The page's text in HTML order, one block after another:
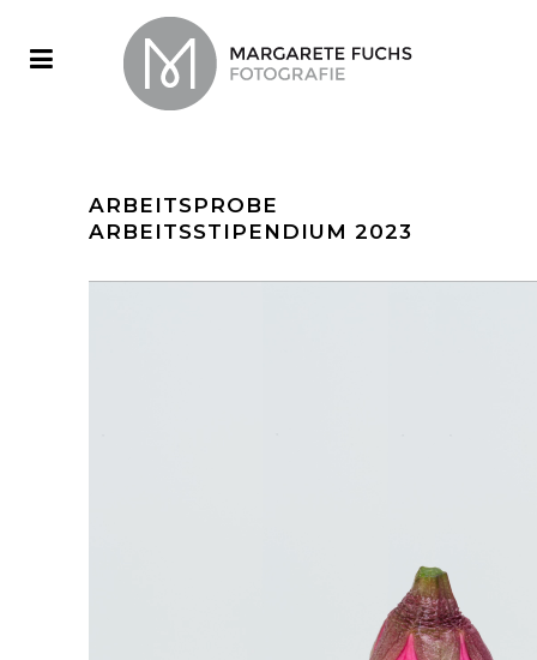
ARBEITSPROBE
ARBEITSSTIPENDIUM 2023